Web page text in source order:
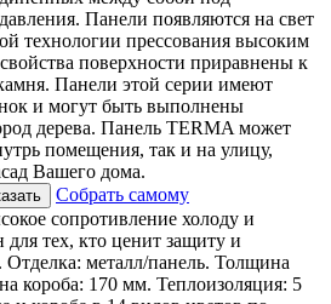
Панели появляются на свет
технологии прессования высоким
поверхности приравнены к
Панели этой серии имеют
и могут быть выполнены
дерева. Панель TERMA может
помещения, так и на улицу,
Вашего дома.
Собрать самому
сопротивление холоду и
тех, кто ценит защиту и
металл/панель. Толщина
короба: 170 мм. Теплоизоляция: 5